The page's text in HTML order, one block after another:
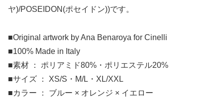
ヤ)/POSEIDON(ポセイドン))です。
■Original artwork by Ana Benaroya for Cinelli
■100% Made in Italy
■素材 ： ポリアミド80%・ポリエステル20%
■サイズ ： XS/S・M/L・XL/XXL
■カラー ： ブルー × オレンジ × イエロー